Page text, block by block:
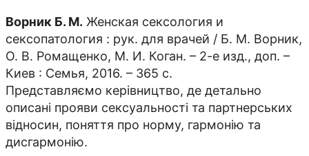
Ворник Б. М. Женская сексология и
сексопатология : рук. для врачей / Б. М. Ворник,
О. В. Ромащенко, М. И. Коган. – 2-е изд., доп. –
Киев : Семья, 2016. – 365 с.
Представляємо керівництво, де детально
описані прояви сексуальності та партнерських
відносин, поняття про норму, гармонію та
дисгармонію.